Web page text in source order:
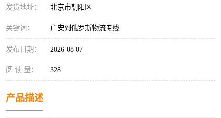
发货地址： 北京市朝阳区
关键词： 广安到俄罗斯物流专线
发布日期： 2026-08-07
阅 读 量： 328
产品描述